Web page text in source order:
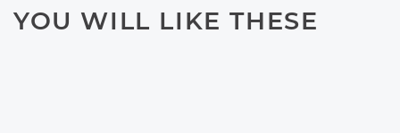
YOU WILL LIKE THESE